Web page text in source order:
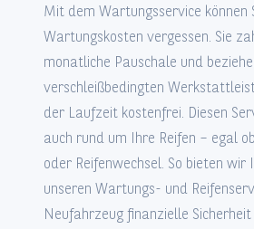
Mit dem Wartungsservice können
Wartungskosten vergessen. Sie
monatliche Pauschale und
verschleißbedingten
der Laufzeit kostenfrei. Diesen
auch rund um Ihre Reifen – egal
oder Reifenwechsel. So bieten wir
unseren Wartungs- und
Neufahrzeug finanzielle